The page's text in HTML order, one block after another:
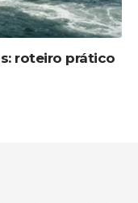
roteiro prático